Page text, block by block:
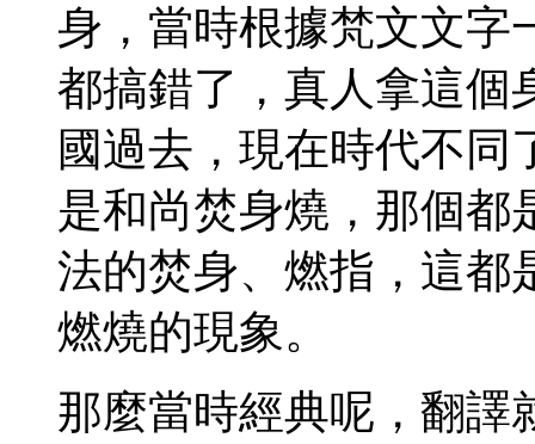
身，當時根據梵文文字
都搞錯了，真人拿這個
國過去，現在時代不同
是和尚焚身燒，那個都
法的焚身、燃指，這都
燃燒的現象。
那麼當時經典呢，翻譯